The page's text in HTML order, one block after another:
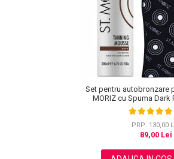
Set pentru autobronzare
MORIZ cu Spuma Dark
Manusa Velvet
PRP: 130,00
89,00 Lei